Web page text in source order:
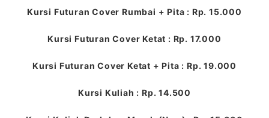
Kursi Futuran Cover Rumbai + Pita : Rp. 15.000
Kursi Futuran Cover Ketat : Rp. 17.000
Kursi Futuran Cover Ketat + Pita : Rp. 19.000
Kursi Kuliah : Rp. 14.500